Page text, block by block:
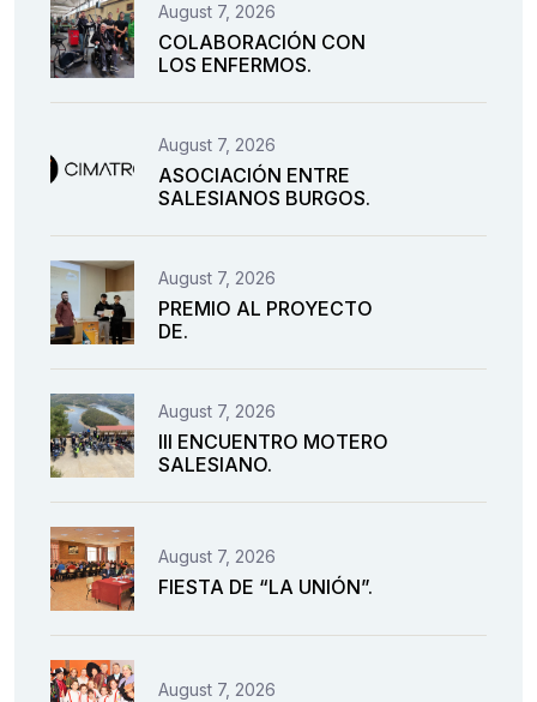
August 7, 2026
COLABORACIÓN CON
LOS ENFERMOS.
August 7, 2026
ASOCIACIÓN ENTRE
SALESIANOS BURGOS.
August 7, 2026
PREMIO AL PROYECTO
DE.
August 7, 2026
III ENCUENTRO MOTERO
SALESIANO.
August 7, 2026
FIESTA DE “LA UNIÓN”.
August 7, 2026